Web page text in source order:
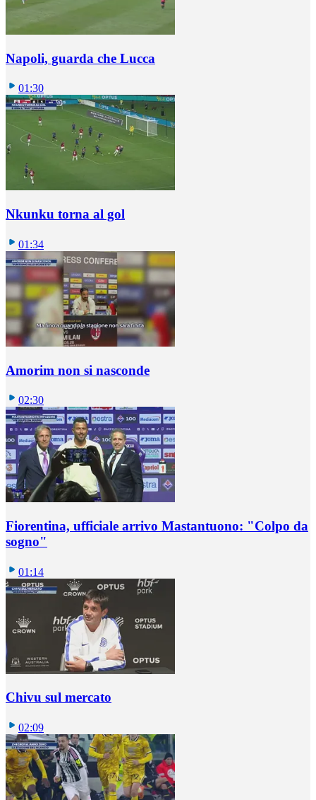
Napoli, guarda che Lucca
01:30
Nkunku torna al gol
01:34
Amorim non si nasconde
02:30
Fiorentina, ufficiale arrivo Mastantuono: "Colpo da
sogno"
01:14
Chivu sul mercato
02:09